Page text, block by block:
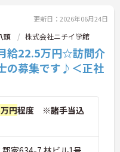
更新日：2026年06月24日
頭 株式会社ニチイ学館
給22.5万円☆訪問介
の募集です♪＜正社
円程度 ※諸手当込